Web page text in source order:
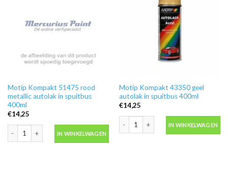
Motip Kompakt 51475 rood
metallic autolak in spuitbus
400ml
€14,25
Motip Kompakt 51475 rood metallic autolak in spuitbus 400ml aantal
IN WINKELWAGEN
Motip Kompakt 43350 geel
autolak in spuitbus 400ml
€14,25
Motip Kompakt 43350 geel autolak
IN WINKELWAGEN